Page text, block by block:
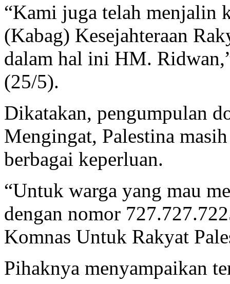
“Kami juga telah menjalin
(Kabag) Kesejahteraan
dalam hal ini HM.
(25/5).
Dikatakan, pengumpulan
Mengingat, Palestina
berbagai keperluan.
“Untuk warga yang mau
dengan nomor
Komnas Untuk Rakyat
Pihaknya menyampaikan